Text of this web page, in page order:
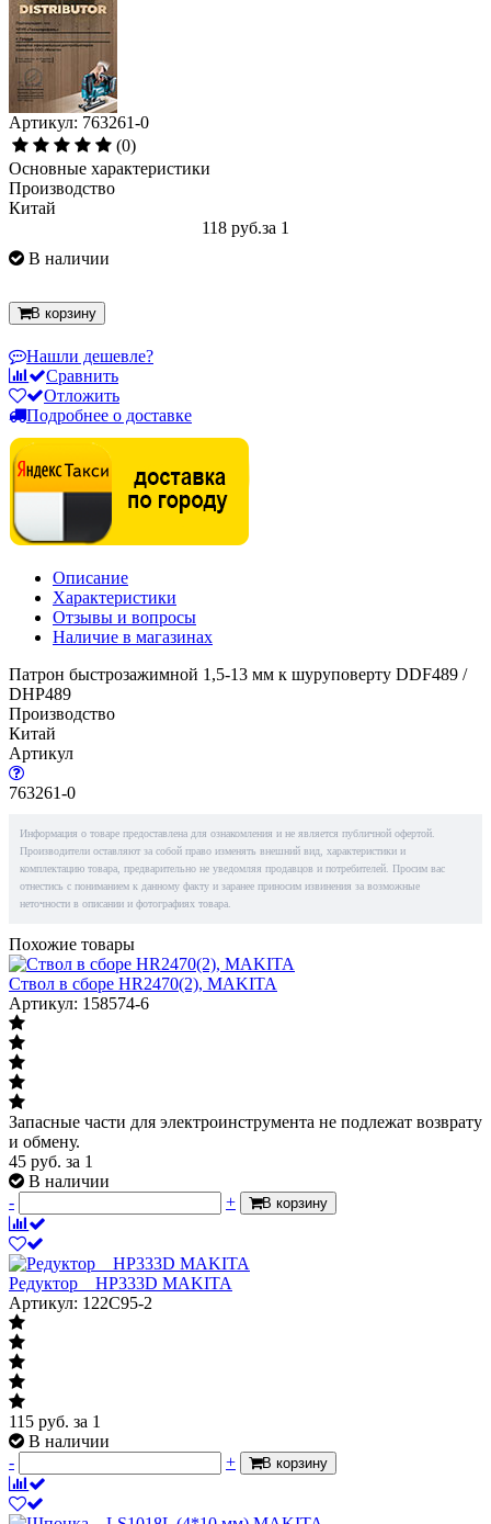
Артикул: 763261-0
(0)
Основные характеристики
Производство
Китай
118 руб.за 1
В наличии
В корзину
Нашли дешевле?
Сравнить
Отложить
Подробнее о доставке
Описание
Характеристики
Отзывы и вопросы
Наличие в магазинах
Патрон быстрозажимной 1,5-13 мм к шуруповерту DDF489 /
DHP489
Производство
Китай
Артикул
763261-0
Информация о товаре предоставлена для ознакомления и не является публичной офертой.
Производители оставляют за собой право изменять внешний вид, характеристики и
комплектацию товара, предварительно не уведомляя продавцов и потребителей. Просим вас
отнестись с пониманием к данному факту и заранее приносим извинения за возможные
неточности в описании и фотографиях товара.
Похожие товары
Ствол в сборе HR2470(2), MAKITA
Артикул: 158574-6
Запасные части для электроинструмента не подлежат возврату
и обмену.
45 руб. за 1
В наличии
-
+ В корзину
Редуктор__HP333D MAKITA
Артикул: 122C95-2
115 руб. за 1
В наличии
-
+ В корзину